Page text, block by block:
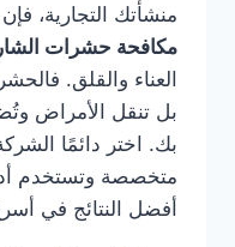
منشأتك التجارية،
مكافحة حشرات
العناء والقلق.
بل تنقل الأمراض
بك. اختر دائمًا
متخصصة وتستخدم
أفضل النتائج في